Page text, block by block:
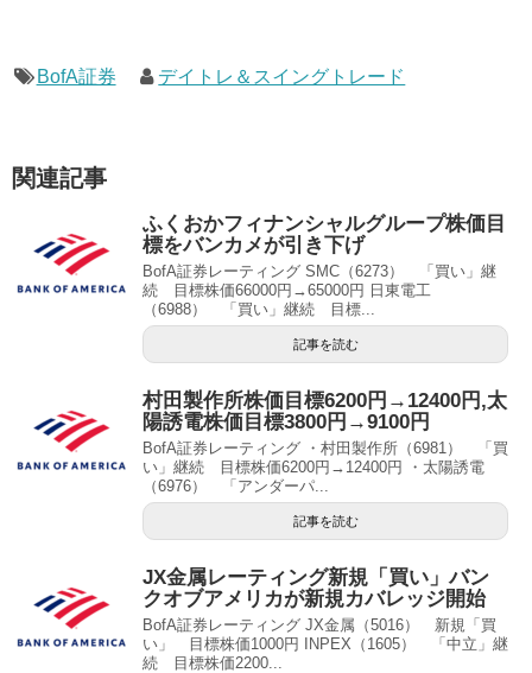
BofA証券 デイトレ＆スイングトレード
関連記事
ふくおかフィナンシャルグループ株価目
標をバンカメが引き下げ
BofA証券レーティング SMC（6273） 「買い」継
続 目標株価66000円→65000円 日東電工
（6988） 「買い」継続 目標...
記事を読む
村田製作所株価目標6200円→12400円,太
陽誘電株価目標3800円→9100円
BofA証券レーティング ・村田製作所（6981） 「買
い」継続 目標株価6200円→12400円 ・太陽誘電
（6976） 「アンダーパ...
記事を読む
JX金属レーティング新規「買い」バン
クオブアメリカが新規カバレッジ開始
BofA証券レーティング JX金属（5016） 新規「買
い」 目標株価1000円 INPEX（1605） 「中立」継
続 目標株価2200...